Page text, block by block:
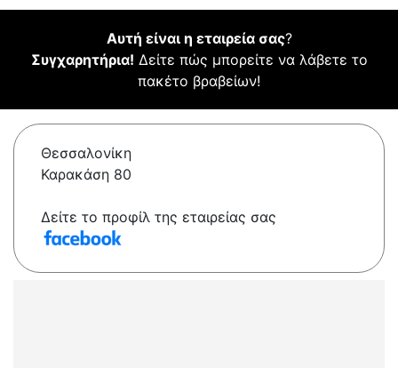
Αυτή είναι η εταιρεία σας?
Συγχαρητήρια! Δείτε πώς μπορείτε να λάβετε το
πακέτο βραβείων!
Θεσσαλονίκη
Καρακάση 80
Δείτε το προφίλ της εταιρείας σας